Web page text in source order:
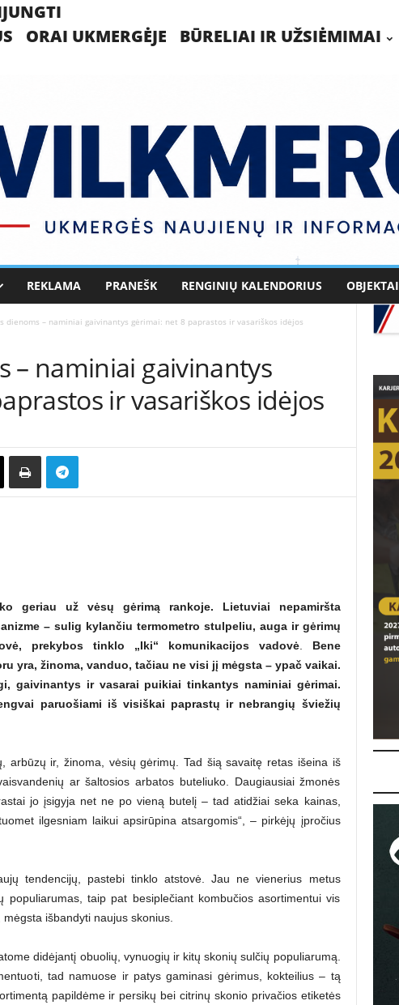
ORAI UKMERGĖJE BŪRELIAI IR UŽSIĖMIMAI
REKLAMA PRANEŠK RENGINIŲ KALENDORIUS OBJEKTAI
dienoms – naminiai gaivinantys gėrimai: net 8 paprastos ir vasariškos idėjos
– naminiai gaivinantys
ir vasariškos idėjos
geriau už vėsų gėrimą rankoje. Lietuviai nepamiršta
– sulig kylančiu termometro stulpeliu, auga ir gėrimų
prekybos tinklo „Iki“ komunikacijos vadovė. Bene
yra, žinoma, vanduo, tačiau ne visi jį mėgsta – ypač vaikai.
gaivinantys ir vasarai puikiai tinkantys naminiai gėrimai.
paruošiami iš visiškai paprastų ir nebrangių šviežių
arbūzų ir, žinoma, vėsių gėrimų. Tad šią savaitę retas išeina iš
ar šaltosios arbatos buteliuko. Daugiausiai žmonės
jo įsigyja net ne po vieną butelį – tad atidžiai seka kainas,
ilgesniam laikui apsirūpina atsargomis“, – pirkėjų įpročius
tendencijų, pastebi tinklo atstovė. Jau ne vienerius metus
populiarumas, taip pat besiplečiant kombučios asortimentui vis
išbandyti naujus skonius.
didėjantį obuolių, vynuogių ir kitų skonių sulčių populiarumą.
tad namuose ir patys gaminasi gėrimus, kokteilius – tą
papildėme ir persikų bei citrinų skonio privačios etiketės